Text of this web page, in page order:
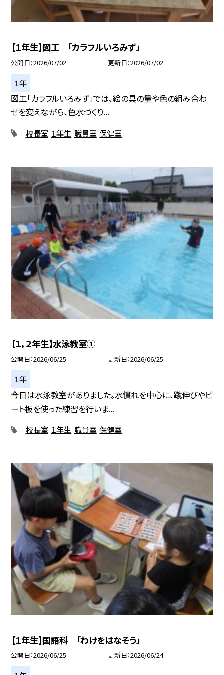
【１年生】図工 「カラフルいろみず」
公開日 2026/07/02 更新日 2026/07/02
１年
図工「カラフルいろみず」では、絵の具の量や色の組み合わ
せを変えながら、色水づくり...
校長室 １年生 職員室 保健室
【１，２年生】水泳教室①
公開日 2026/06/25 更新日 2026/06/25
１年
今日は水泳教室がありました。水慣れを中心に、蹴伸びやビ
ート板を使った練習を行いま...
校長室 １年生 職員室 保健室
【１年生】国語科 「わけをはなそう」
公開日 2026/06/25 更新日 2026/06/24